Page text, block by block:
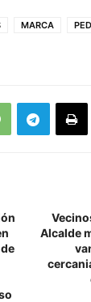
MARCA
Alcalde